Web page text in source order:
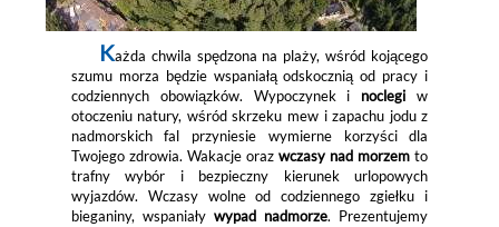
Każda chwila spędzona na plaży, wśród kojącego
szumu morza będzie wspaniałą odskocznią od pracy i
codziennych obowiązków. Wypoczynek i noclegi w
otoczeniu natury, wśród skrzeku mew i zapachu jodu z
nadmorskich fal przyniesie wymierne korzyści dla
Twojego zdrowia. Wakacje orazwczasy nad morzem to
trafny wybór i bezpieczny kierunek urlopowych
wyjazdów. Wczasy wolne od codziennego zgiełku i
bieganiny, wspaniały wypad nadmorze. Prezentujemy